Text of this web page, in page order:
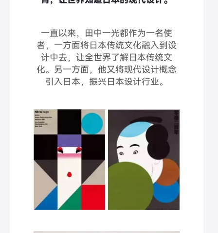
一直以来，田中一光都作为一名使
者，一方面将日本传统文化融入到设
计中去，让全世界了解日本传统文
化。另一方面，他又将现代设计概念
引入日本，振兴日本设计行业。